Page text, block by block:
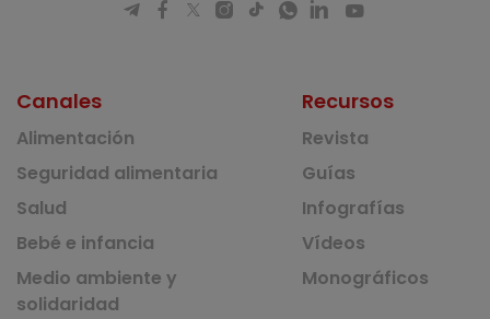
Canales
Alimentación
Seguridad alimentaria
Salud
Bebé e infancia
Medio ambiente y
solidaridad
Recursos
Revista
Guías
Infografías
Vídeos
Monográficos